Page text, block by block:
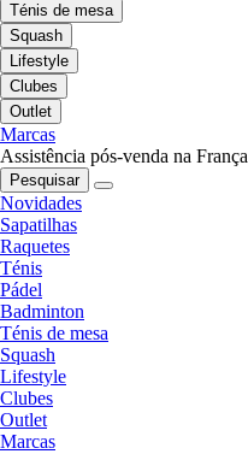
Ténis de mesa
Squash
Lifestyle
Clubes
Outlet
Marcas
Assistência pós-venda na França
Pesquisar
Novidades
Sapatilhas
Raquetes
Ténis
Pádel
Badminton
Ténis de mesa
Squash
Lifestyle
Clubes
Outlet
Marcas